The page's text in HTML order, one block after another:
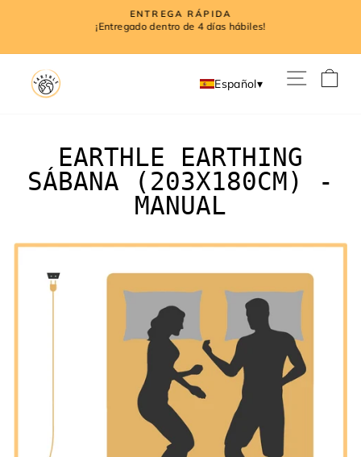
contenido
diapositivas
ENTREGA RÁPIDA
¡Entregado dentro de 4 días hábiles!
Español▾
EARTHLE EARTHING
SÁBANA (203X180CM) -
MANUAL